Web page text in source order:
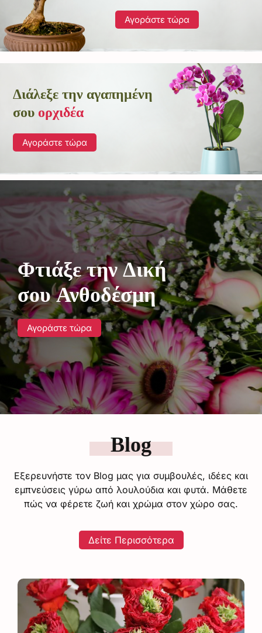
Αγοράστε τώρα
Διάλεξε την αγαπημένη
σου ορχιδέα
Αγοράστε τώρα
Φτιάξε την Δική
σου Ανθοδέσμη
Αγοράστε τώρα
Blog
Εξερευνήστε τον Blog μας για συμβουλές, ιδέες και
εμπνεύσεις γύρω από λουλούδια και φυτά. Μάθετε
πώς να φέρετε ζωή και χρώμα στον χώρο σας.
Δείτε Περισσότερα